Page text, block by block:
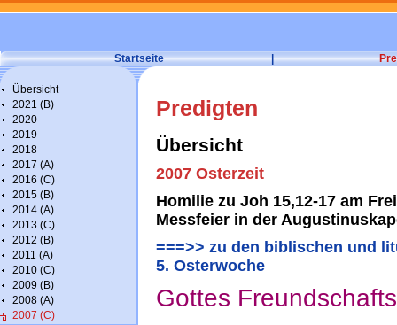
Startseite |
Übersicht
2021 (B)
2020
2019
2018
2017 (A)
2016 (C)
2015 (B)
2014 (A)
2013 (C)
2012 (B)
2011 (A)
2010 (C)
2009 (B)
2008 (A)
2007 (C)
Predigten
Übersicht
2007 Osterzeit
Homilie zu Joh 15,12-17 am
Messfeier in der
===>> zu den biblischen und
5. Osterwoche
Gottes